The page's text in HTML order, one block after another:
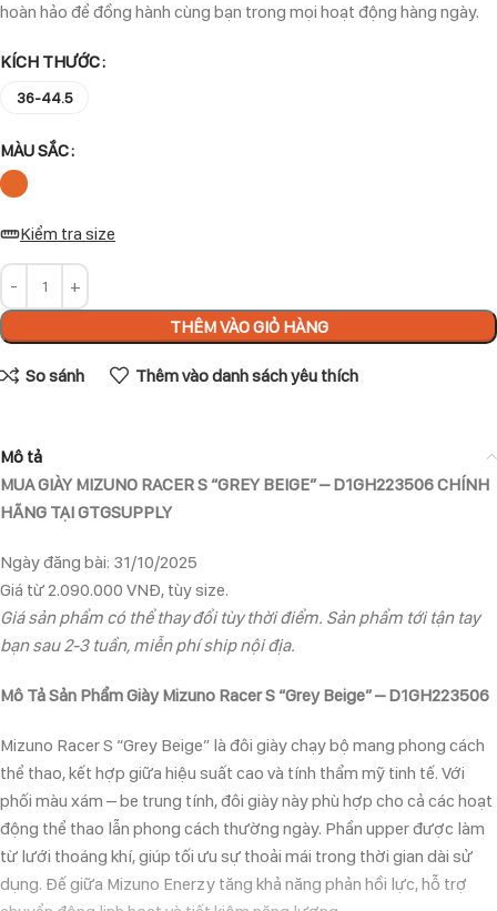
hoàn hảo để đồng hành cùng bạn trong mọi hoạt động hàng ngày.
KÍCH THƯỚC
36-44.5
MÀU SẮC
Kiểm tra size
THÊM VÀO GIỎ HÀNG
So sánh Thêm vào danh sách yêu thích
Mô tả
MUA GIÀY MIZUNO RACER S “GREY BEIGE” – D1GH223506 CHÍNH
HÃNG TẠI GTGSUPPLY
Ngày đăng bài: 31/10/2025
Giá từ 2.090.000 VNĐ, tùy size.
Giá sản phẩm có thể thay đổi tùy thời điểm. Sản phẩm tới tận tay
bạn sau 2-3 tuần, miễn phí ship nội địa.
Mô Tả Sản Phẩm Giày Mizuno Racer S “Grey Beige” – D1GH223506
Mizuno Racer S “Grey Beige” là đôi giày chạy bộ mang phong cách
thể thao, kết hợp giữa hiệu suất cao và tính thẩm mỹ tinh tế. Với
phối màu xám – be trung tính, đôi giày này phù hợp cho cả các hoạt
động thể thao lẫn phong cách thường ngày. Phần upper được làm
từ lưới thoáng khí, giúp tối ưu sự thoải mái trong thời gian dài sử
dụng. Đế giữa Mizuno Enerzy tăng khả năng phản hồi lực, hỗ trợ